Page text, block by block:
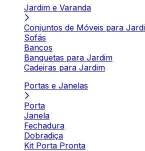
Jardim e Varanda
Conjuntos de Móveis para
Sofás
Bancos
Banquetas para Jardim
Cadeiras para Jardim
Portas e Janelas
Porta
Janela
Fechadura
Dobradiça
Kit Porta Pronta